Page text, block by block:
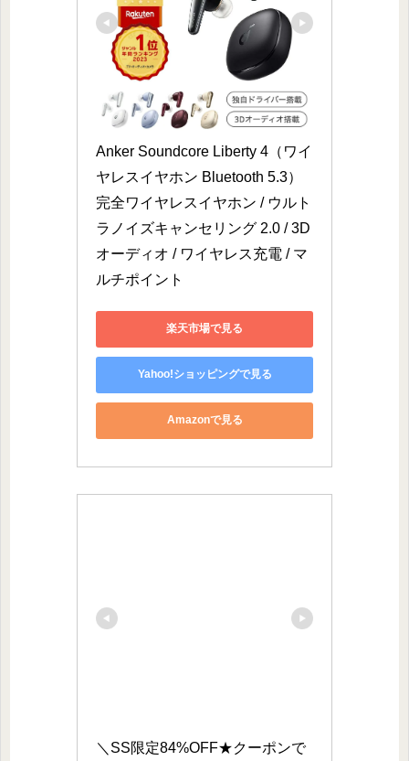
Anker Soundcore Liberty 4（ワイ
ヤレスイヤホン Bluetooth 5.3）
完全ワイヤレスイヤホン / ウルト
ラノイズキャンセリング 2.0 / 3D
オーディオ / ワイヤレス充電 / マ
ルチポイント
楽天市場で見る
Yahoo!ショッピングで見る
Amazonで見る
＼SS限定84%OFF★クーポンで